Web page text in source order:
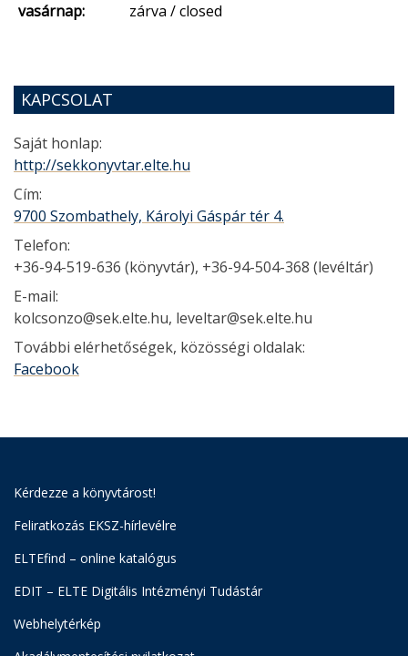
vasárnap:
zárva / closed
KAPCSOLAT
Saját honlap:
http://sekkonyvtar.elte.hu
Cím:
9700 Szombathely, Károlyi Gáspár tér 4.
Telefon:
+36-94-519-636 (könyvtár), +36-94-504-368 (levéltár)
E-mail:
kolcsonzo@sek.elte.hu, leveltar@sek.elte.hu
További elérhetőségek, közösségi oldalak:
Facebook
Kérdezze a könyvtárost!
Feliratkozás EKSZ-hírlevélre
ELTEfind – online katalógus
EDIT – ELTE Digitális Intézményi Tudástár
Webhelytérkép